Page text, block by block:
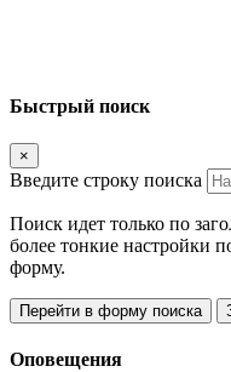
Быстрый поиск
×
Введите строку поиска
Поиск идет только по
более тонкие настройки
форму.
Перейти в форму поиска
Оповещения